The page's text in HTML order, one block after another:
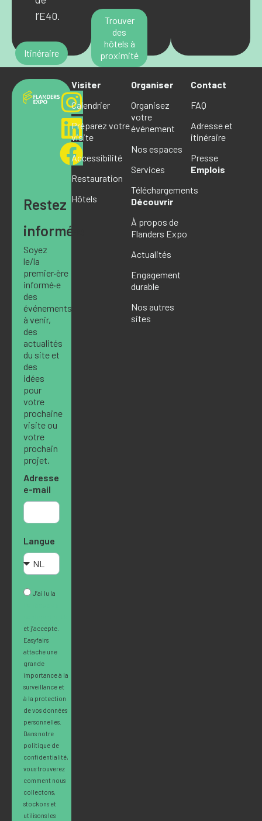
l’E40.
Itinéraire
Trouver
des
hôtels à
proximité
Restez
informé·e
Soyez
le/la
premier·ère
informé·e
des
événements
à venir,
des
actualités
du site et
des
idées
pour
votre
prochaine
visite ou
votre
prochain
projet.
Adresse
e-mail
Langue
J’ai lu la
et j’accepte.
Easyfairs
attache une
grande
importance à la
surveillance et
à la protection
de vos données
personnelles.
Dans notre
politique de
confidentialité,
vous trouverez
comment nous
collectons,
stockons et
utilisons les
Visiter
Calendrier
Préparez votre
visite
Accessibilité
Restauration
Hôtels
Organiser
Organisez
votre
événement
Nos espaces
Services
Téléchargements
Découvrir
À propos de
Flanders Expo
Actualités
Engagement
durable
Nos autres
sites
Contact
FAQ
Adresse et
itinéraire
Presse
Emplois